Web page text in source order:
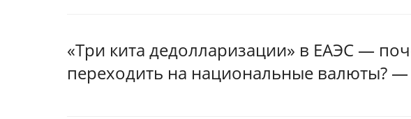
«Три кита дедолларизации» в ЕАЭС —
переходить на национальные валюты? —